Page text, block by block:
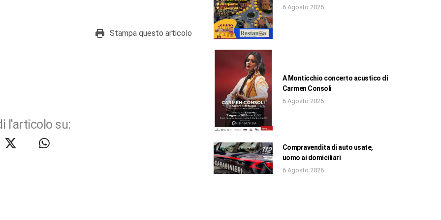
Stampa questo articolo
l'articolo su:
6 Agosto 2026
A Monticchio concerto acustico di
Carmen Consoli
6 Agosto 2026
Compravendita di auto usate,
uomo ai domiciliari
6 Agosto 2026